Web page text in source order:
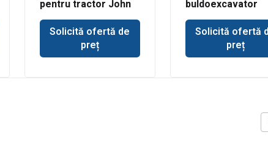
pentru tractor John
Solicită ofertă de
preț
buldoexcavator
basculare cupa
incarcare
Solicită ofertă
preț